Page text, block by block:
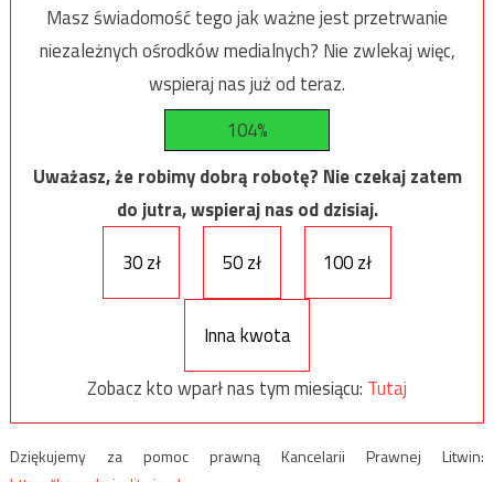
Masz świadomość tego jak ważne jest przetrwanie
niezależnych ośrodków medialnych? Nie zwlekaj więc,
wspieraj nas już od teraz.
104%
Uważasz, że robimy dobrą robotę? Nie czekaj zatem
do jutra, wspieraj nas od dzisiaj.
30 zł
50 zł 100 zł
Inna kwota
Zobacz kto wparł nas tym miesiącu: Tutaj
Dziękujemy za pomoc prawną Kancelarii Prawnej Litwin: